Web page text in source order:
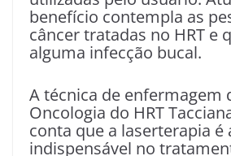
benefício contempla as
câncer tratadas no HRT e
alguma infecção bucal.
A técnica de enfermagem
Oncologia do HRT
conta que a laserterapia é
indispensável no